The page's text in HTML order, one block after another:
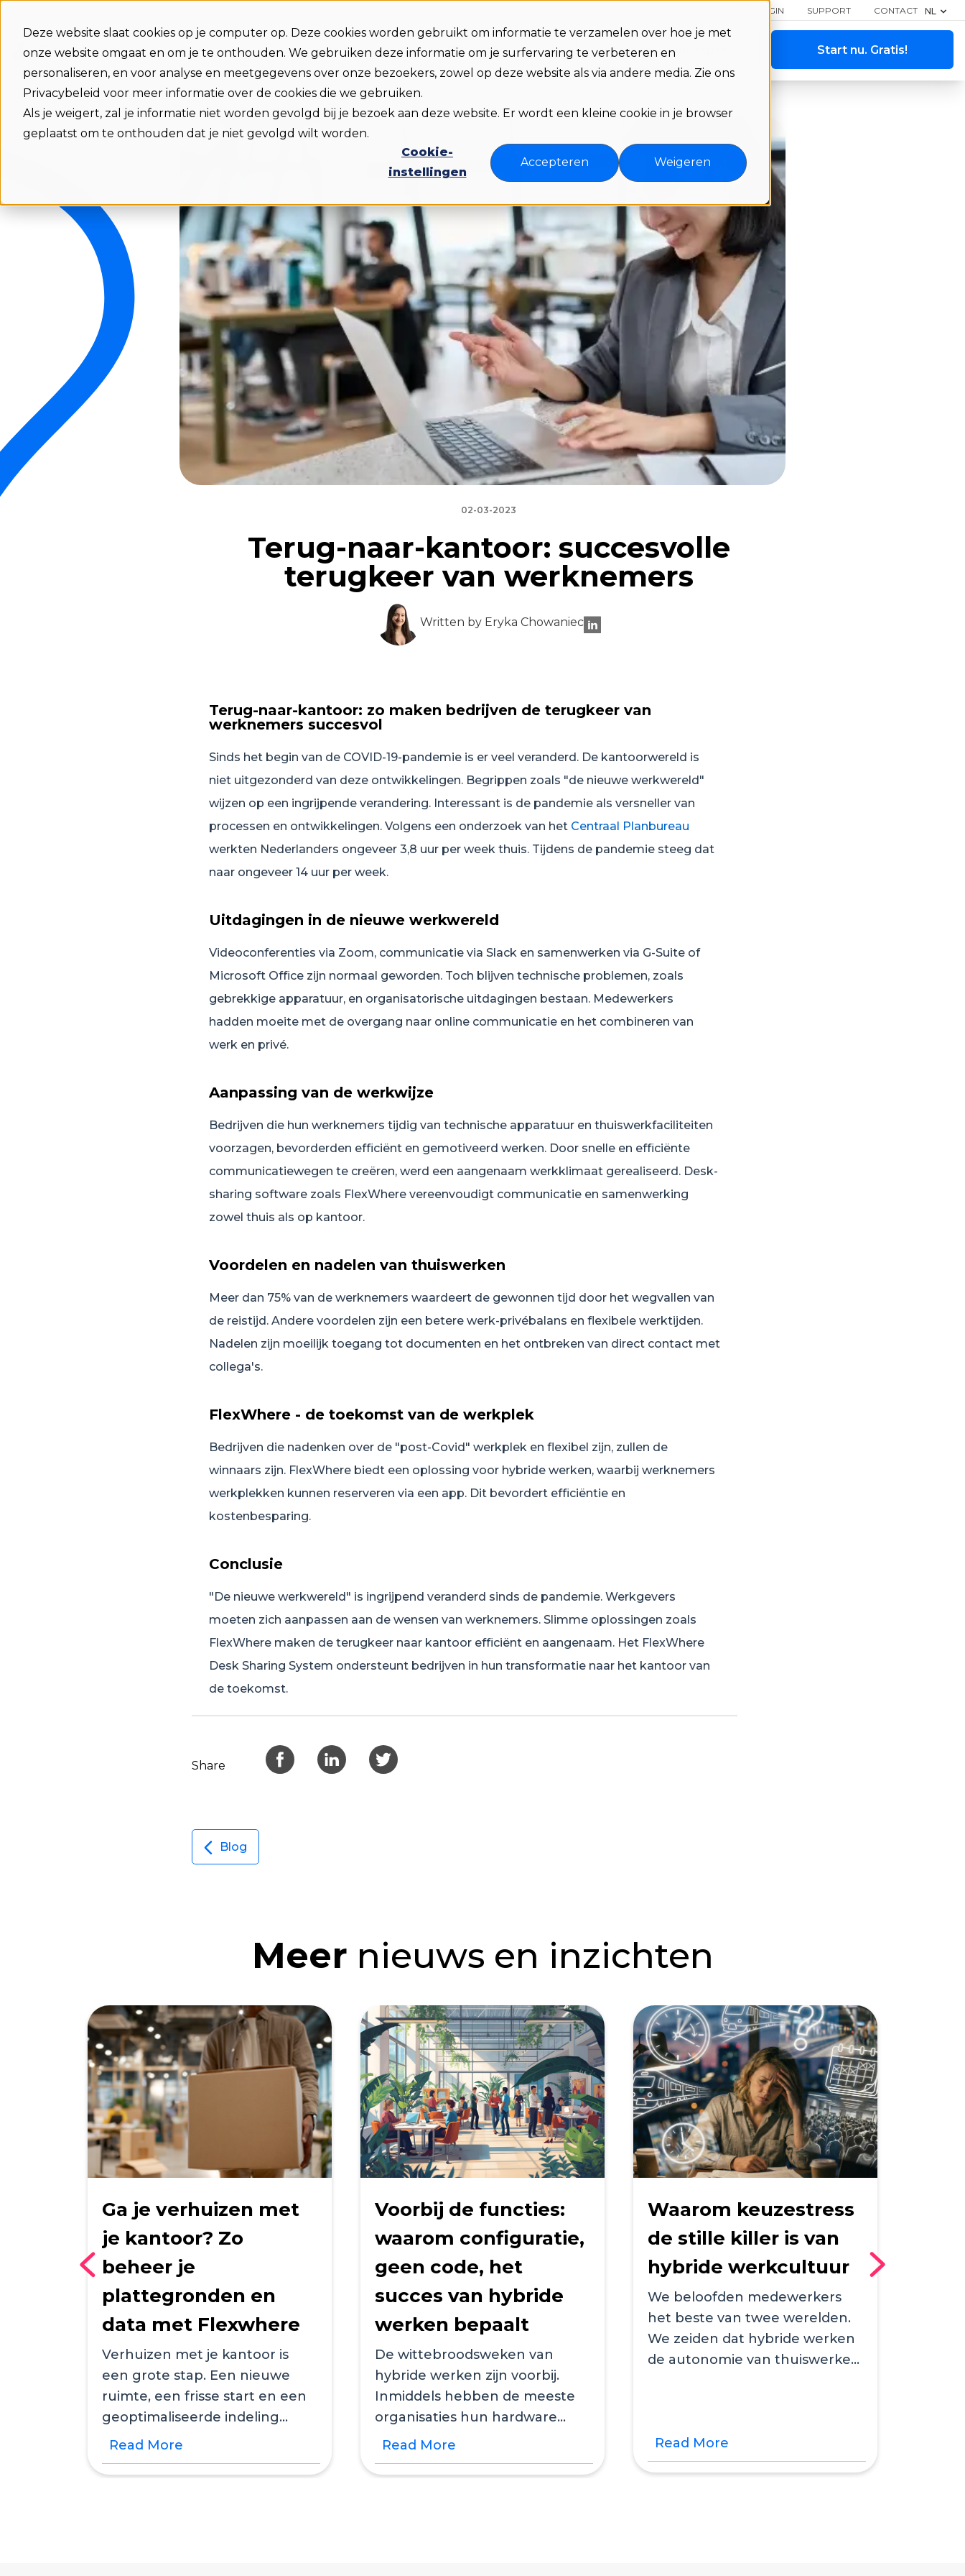
Deze website slaat cookies op je computer op. Deze cookies worden gebruikt om informatie te verzamelen over hoe je met
onze website omgaat en om je te onthouden. We gebruiken deze informatie om je surfervaring te verbeteren en
personaliseren, en voor analyse en meetgegevens over onze bezoekers, zowel op deze website als via andere media. Zie ons
Privacybeleid voor meer informatie over de cookies die we gebruiken.
Als je weigert, zal je informatie niet worden gevolgd bij je bezoek aan deze website. Er wordt een kleine cookie in je browser
geplaatst om te onthouden dat je niet gevolgd wilt worden.
Cookie-
instellingen
Accepteren Weigeren
LOGIN SUPPORT CONTACT NL
Functies Integraties Voordelen Prijzen Over ons Bronnen Praat met een expert Start nu. Gratis!
02-03-2023
Terug-naar-kantoor: succesvolle
terugkeer van werknemers
Written by Eryka Chowaniec
Terug-naar-kantoor: zo maken bedrijven de terugkeer van
werknemers succesvol
Sinds het begin van de COVID-19-pandemie is er veel veranderd. De kantoorwereld is
niet uitgezonderd van deze ontwikkelingen. Begrippen zoals "de nieuwe werkwereld"
wijzen op een ingrijpende verandering. Interessant is de pandemie als versneller van
processen en ontwikkelingen. Volgens een onderzoek van het Centraal Planbureau
werkten Nederlanders ongeveer 3,8 uur per week thuis. Tijdens de pandemie steeg dat
naar ongeveer 14 uur per week.
Uitdagingen in de nieuwe werkwereld
Videoconferenties via Zoom, communicatie via Slack en samenwerken via G-Suite of
Microsoft Office zijn normaal geworden. Toch blijven technische problemen, zoals
gebrekkige apparatuur, en organisatorische uitdagingen bestaan. Medewerkers
hadden moeite met de overgang naar online communicatie en het combineren van
werk en privé.
Aanpassing van de werkwijze
Bedrijven die hun werknemers tijdig van technische apparatuur en thuiswerkfaciliteiten
voorzagen, bevorderden efficiënt en gemotiveerd werken. Door snelle en efficiënte
communicatiewegen te creëren, werd een aangenaam werkklimaat gerealiseerd. Desk-
sharing software zoals FlexWhere vereenvoudigt communicatie en samenwerking
zowel thuis als op kantoor.
Voordelen en nadelen van thuiswerken
Meer dan 75% van de werknemers waardeert de gewonnen tijd door het wegvallen van
de reistijd. Andere voordelen zijn een betere werk-privébalans en flexibele werktijden.
Nadelen zijn moeilijk toegang tot documenten en het ontbreken van direct contact met
collega's.
FlexWhere - de toekomst van de werkplek
Bedrijven die nadenken over de "post-Covid" werkplek en flexibel zijn, zullen de
winnaars zijn. FlexWhere biedt een oplossing voor hybride werken, waarbij werknemers
werkplekken kunnen reserveren via een app. Dit bevordert efficiëntie en
kostenbesparing.
Conclusie
"De nieuwe werkwereld" is ingrijpend veranderd sinds de pandemie. Werkgevers
moeten zich aanpassen aan de wensen van werknemers. Slimme oplossingen zoals
FlexWhere maken de terugkeer naar kantoor efficiënt en aangenaam. Het FlexWhere
Desk Sharing System ondersteunt bedrijven in hun transformatie naar het kantoor van
de toekomst.
Share
Blog
Meer nieuws en inzichten
Ga je verhuizen met
je kantoor? Zo
beheer je
plattegronden en
data met Flexwhere
Verhuizen met je kantoor is
een grote stap. Een nieuwe
ruimte, een frisse start en een
geoptimaliseerde indeling
geven energie. Tegelijk komt
Read More
Voorbij de functies:
waarom configuratie,
geen code, het
succes van hybride
werken bepaalt
De wittebroodsweken van
hybride werken zijn voorbij.
Inmiddels hebben de meeste
organisaties hun hardware
aangeschaft, beleid aangepast
Read More
Waarom keuzestress
de stille killer is van
hybride werkcultuur
We beloofden medewerkers
het beste van twee werelden.
We zeiden dat hybride werken
de autonomie van thuiswerken
Read More